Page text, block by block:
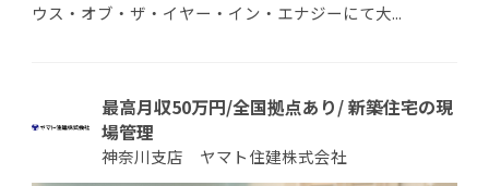
ウス・オブ・ザ・イヤー・イン・エナジーにて大...
最高月収50万円/全国拠点あり/ 新築住宅の現
場管理
神奈川支店 ヤマト住建株式会社